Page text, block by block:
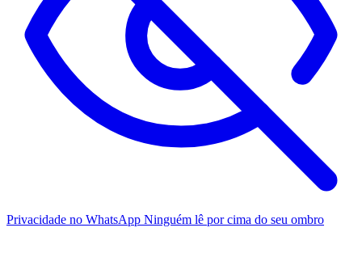
Privacidade no WhatsApp Ninguém lê por cima do seu ombro